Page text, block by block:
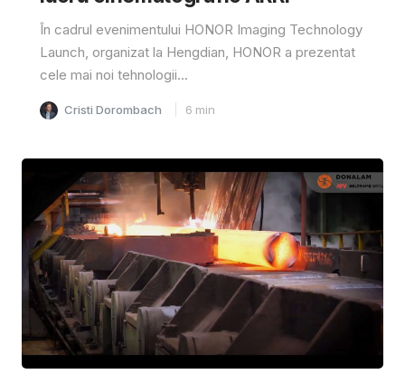
În cadrul evenimentului HONOR Imaging Technology
Launch, organizat la Hengdian, HONOR a prezentat
cele mai noi tehnologii...
Cristi Dorombach 6 min